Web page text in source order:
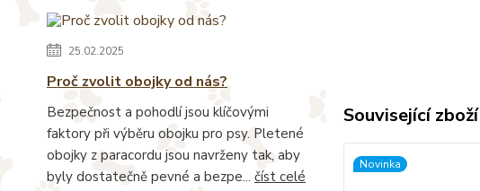
25.02.2025
Proč zvolit obojky od nás?
Bezpečnost a pohodlí jsou klíčovými
faktory při výběru obojku pro psy. Pletené
obojky z paracordu jsou navrženy tak, aby
byly dostatečně pevné a bezpe... číst celé
Související zboží
Novinka